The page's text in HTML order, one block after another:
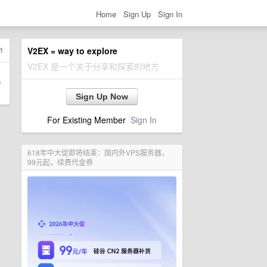
Home Sign Up Sign In
V2EX = way to explore
V2EX 是一个关于分享和探索的地方
Sign Up Now
For Existing Member Sign In
618年中大促即将结束：国内外VPS服务器，
99元起，续费代金券
1